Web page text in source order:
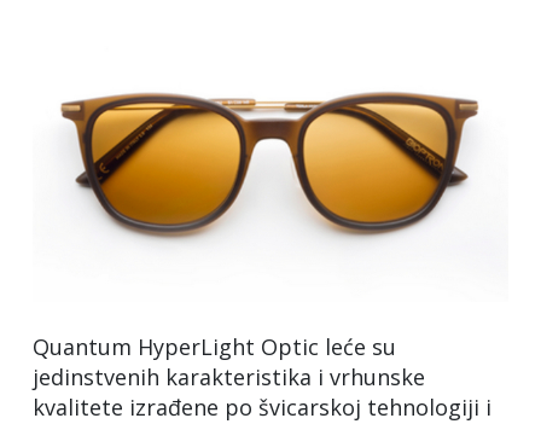
Quantum HyperLight Optic leće su
jedinstvenih karakteristika i vrhunske
kvalitete izrađene po švicarskoj tehnologiji i